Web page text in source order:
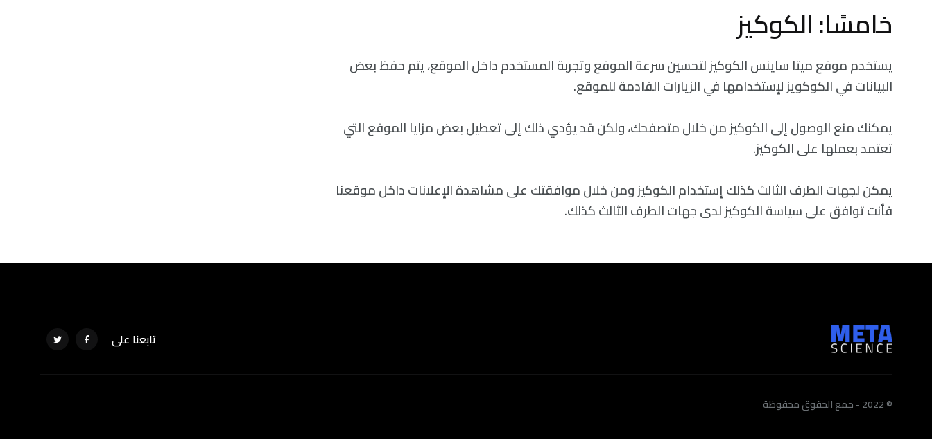
خامسًا: الكوكيز
يستخدم موقع ميتا ساينس الكوكيز لتحسين سرعة الموقع وتجربة المستخدم داخل الموقع، يتم حفظ بعض
البيانات في الكوكويز لإستخدامها في الزيارات القادمة للموقع.
يمكنك منع الوصول إلى الكوكيز من خلال متصفحك، ولكن قد يؤدي ذلك إلى تعطيل بعض مزايا الموقع التي
تعتمد بعملها على الكوكيز.
يمكن لجهات الطرف الثالث كذلك إستخدام الكوكيز ومن خلال موافقتك على مشاهدة الإعلانات داخل موقعنا
فأنت توافق على سياسة الكوكيز لدى جهات الطرف الثالث كذلك.
تابعنا على
© 2022 - جمع الحقوق محفوظة